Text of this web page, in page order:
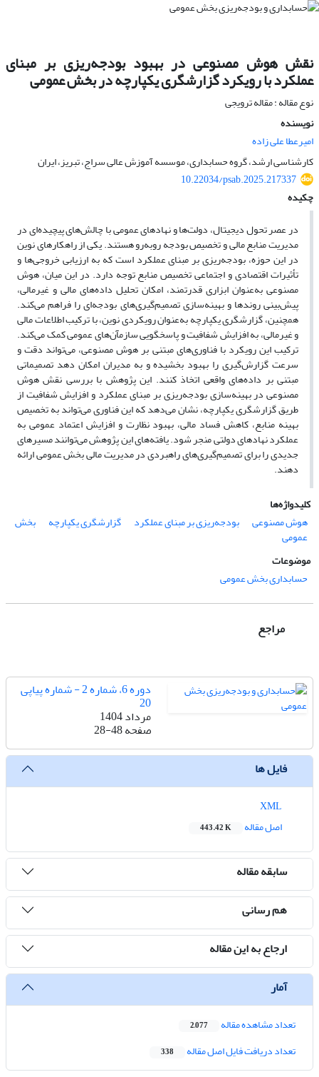
نقش هوش مصنوعی در بهبود بودجه‌ریزی بر مبنای
عملکرد با رویکرد گزارشگری یکپارچه در بخش عمومی
نوع مقاله : مقاله ترویجی
نویسنده
امیرعطا علی زاده
کارشناسی ارشد، گروه حسابداری، موسسه آموزش عالی سراج، تبریز، ایران
10.22034/psab.2025.217337
چکیده
در عصر تحول دیجیتال، دولت‌ها و نهادهای عمومی با چالش‌های پیچیده‌ای در
مدیریت منابع مالی و تخصیص بودجه روبه‌رو هستند. یکی از راهکارهای نوین
در این حوزه، بودجه‌ریزی بر مبنای عملکرد است که به ارزیابی خروجی‌ها و
تأثیرات اقتصادی و اجتماعی تخصیص منابع توجه دارد. در این میان، هوش
مصنوعی به‌عنوان ابزاری قدرتمند، امکان تحلیل داده‌های مالی و غیرمالی،
پیش‌بینی روندها و بهینه‌سازی تصمیم‌گیری‌های بودجه‌ای را فراهم می‌کند.
همچنین، گزارشگری یکپارچه به‌عنوان رویکردی نوین، با ترکیب اطلاعات مالی
و غیرمالی، به افزایش شفافیت و پاسخگویی سازمآن‌های عمومی کمک می‌کند.
ترکیب این رویکرد با فناوری‌های مبتنی بر هوش مصنوعی، می‌تواند دقت و
سرعت گزارش‌گیری را بهبود بخشیده و به مدیران امکان دهد تصمیماتی
مبتنی بر داده‌های واقعی اتخاذ کنند. این پژوهش با بررسی نقش هوش
مصنوعی در بهینه‌سازی بودجه‌ریزی بر مبنای عملکرد و افزایش شفافیت از
طریق گزارشگری یکپارچه، نشان می‌دهد که این فناوری می‌تواند به تخصیص
بهینه منابع، کاهش فساد مالی، بهبود نظارت و افزایش اعتماد عمومی به
عملکرد نهادهای دولتی منجر شود. یافته‌های این پژوهش می‌توانند مسیرهای
جدیدی را برای تصمیم‌گیری‌های راهبردی در مدیریت مالی بخش عمومی ارائه
دهند.
کلیدواژه‌ها
هوش مصنوعی
بودجه‌ریزی بر مبنای عملکرد گزارشگری یکپارچه بخش
عمومی
موضوعات
حسابداری بخش عمومی
مراجع
دوره 6، شماره 2 - شماره پیاپی
20
مرداد 1404
صفحه28-48
فایل ها
اصل مقاله
443.42 K
سابقه مقاله
هم رسانی
ارجاع به این مقاله
آمار
تعداد مشاهده مقاله 2,077
تعداد دریافت فایل اصل مقاله 338